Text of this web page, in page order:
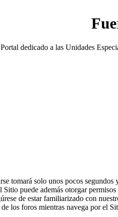
Portal dedicado a las Unidades
tomará solo unos pocos segundos
puede además otorgar
de estar familiarizado con
los foros mientras navega por el